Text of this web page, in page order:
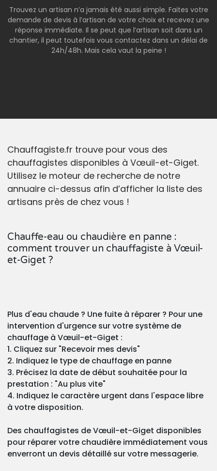
Trouvez un artisan n’a jamais été aussi simple. Faites votre
demande de devis à l’artisan de votre choix et recevez une
réponse immédiate. Il se peut que l’artisan soit dans un
chantier, il peut toutefois vous contactez dans un délai de
24h/48h. Mais cela vaut la peine !
Chauffagiste.fr trouve pour vous des
chauffagistes disponibles à Vœuil-et-Giget.
Utilisez le moteur de recherche de notre
annuaire ci-dessus afin d’afficher la liste des
artisans près de chez vous !
Chauffe-eau ou chaudière en panne :
comment trouver un chauffagiste à Vœuil-
et-Giget ?
Plus d'eau chaude ? Une fuite à réparer ? Pour une
intervention d'urgence sur votre système de
chauffage à Vœuil-et-Giget :
1. Cliquez sur "Recevoir mes devis"
2. Indiquez le type de chauffage en panne
3. Précisez la date de début souhaitée pour la
prestation : "Au plus vite"
4. Indiquez le caractère urgent dans l'espace libre
à votre disposition.
Des chauffagistes de Vœuil-et-Giget disponibles
pour réparer votre chaudière immédiatement vous
enverront un devis détaillé sur votre messagerie.